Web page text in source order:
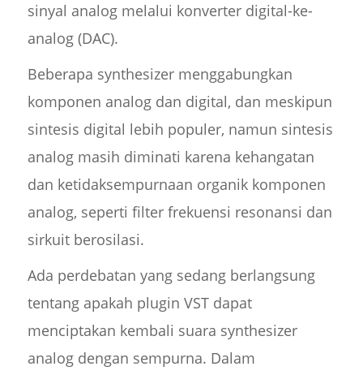
sinyal analog melalui konverter digital-ke-
analog (DAC).
Beberapa synthesizer menggabungkan
komponen analog dan digital, dan meskipun
sintesis digital lebih populer, namun sintesis
analog masih diminati karena kehangatan
dan ketidaksempurnaan organik komponen
analog, seperti filter frekuensi resonansi dan
sirkuit berosilasi.
Ada perdebatan yang sedang berlangsung
tentang apakah plugin VST dapat
menciptakan kembali suara synthesizer
analog dengan sempurna. Dalam